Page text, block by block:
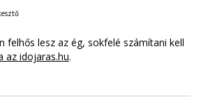
felhős lesz az ég, sokfelé számítani kell
az idojaras.hu.